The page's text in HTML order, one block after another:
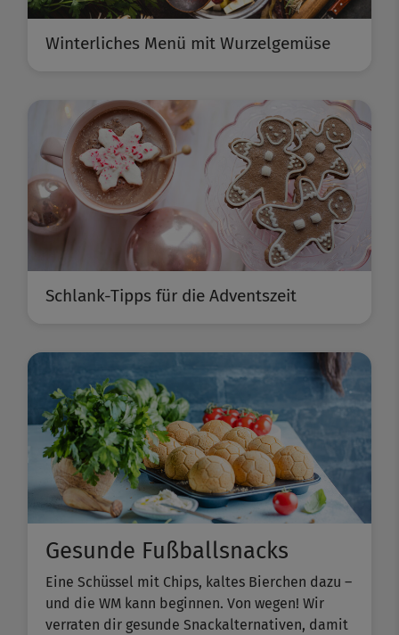
Winterliches Menü mit Wurzelgemüse
Schlank-Tipps für die Adventszeit
Gesunde Fußballsnacks
Eine Schüssel mit Chips, kaltes Bierchen dazu –
und die WM kann beginnen. Von wegen! Wir
verraten dir gesunde Snackalternativen, damit